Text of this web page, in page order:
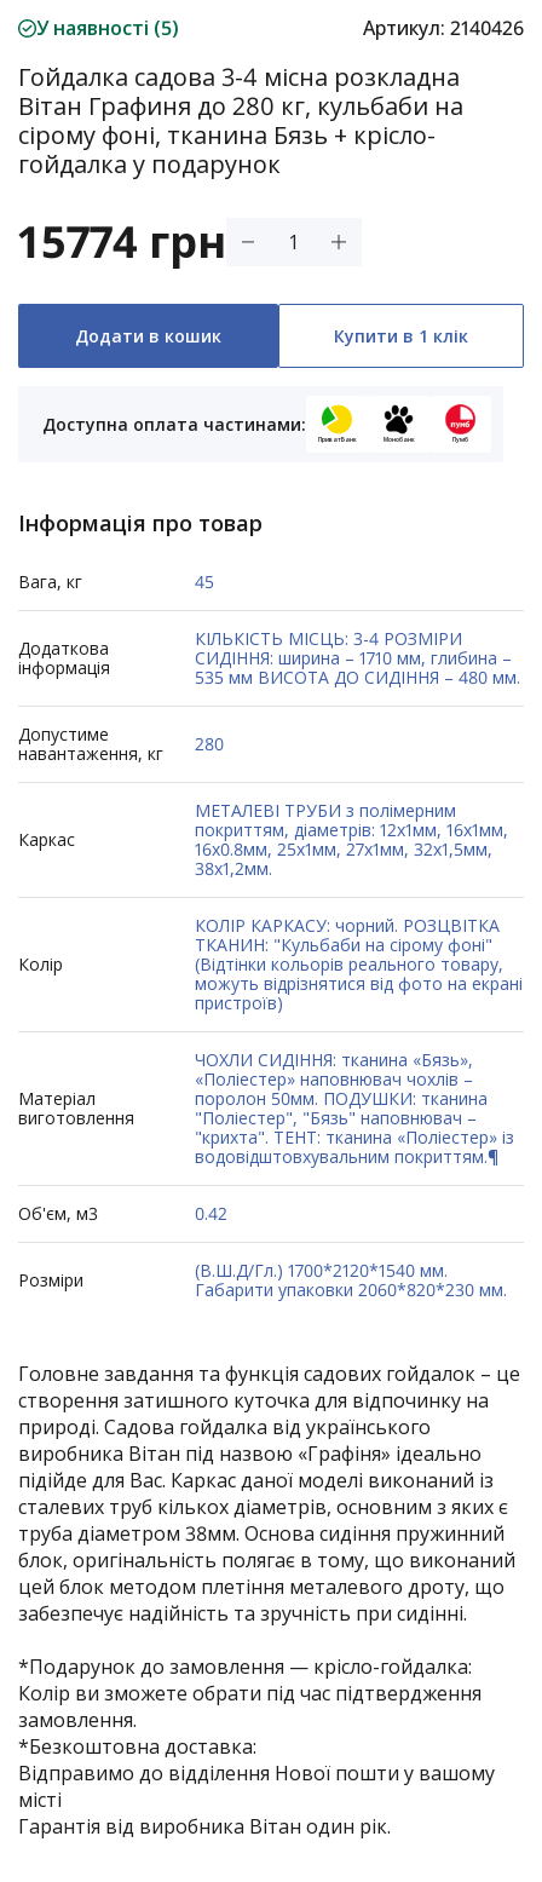
У наявності (5) Артикул: 2140426
Гойдалка садова 3-4 місна розкладна
Вітан Графиня до 280 кг, кульбаби на
сірому фоні, тканина Бязь + крісло-
гойдалка у подарунок
15774 грн
Додати в кошик Купити в 1 клік
Доступна оплата частинами:
ПриватБанк Монобанк Пумб
Інформація про товар
Вага, кг 45
Додаткова
інформація
КІЛЬКІСТЬ МІСЦЬ: 3-4 РОЗМІРИ
СИДІННЯ: ширина – 1710 мм, глибина –
535 мм ВИСОТА ДО СИДІННЯ – 480 мм.
Допустиме
навантаження, кг
280
Каркас
МЕТАЛЕВІ ТРУБИ з полімерним
покриттям, діаметрів: 12х1мм, 16х1мм,
16х0.8мм, 25х1мм, 27х1мм, 32х1,5мм,
38х1,2мм.
Колір
КОЛІР КАРКАСУ: чорний. РОЗЦВІТКА
ТКАНИН: "Кульбаби на сірому фоні"
(Відтінки кольорів реального товару,
можуть відрізнятися від фото на екрані
пристроїв)
Матеріал
виготовлення
ЧОХЛИ СИДІННЯ: тканина «Бязь»,
«Поліестер» наповнювач чохлів –
поролон 50мм. ПОДУШКИ: тканина
"Поліестер", "Бязь" наповнювач –
"крихта". ТЕНТ: тканина «Поліестер» із
водовідштовхувальним покриттям.¶
Об'єм, м3 0.42
Розміри
(В.Ш.Д/Гл.) 1700*2120*1540 мм.
Габарити упаковки 2060*820*230 мм.
Головне завдання та функція садових гойдалок – це
створення затишного куточка для відпочинку на
природі. Садова гойдалка від українського
виробника Вітан під назвою «Графіня» ідеально
підійде для Вас. Каркас даної моделі виконаний із
сталевих труб кількох діаметрів, основним з яких є
труба діаметром 38мм. Основа сидіння пружинний
блок, оригінальність полягає в тому, що виконаний
цей блок методом плетіння металевого дроту, що
забезпечує надійність та зручність при сидінні.
*Подарунок до замовлення — крісло-гойдалка:
Колір ви зможете обрати під час підтвердження
замовлення.
*Безкоштовна доставка:
Відправимо до відділення Нової пошти у вашому
місті
Гарантія від виробника Вітан один рік.